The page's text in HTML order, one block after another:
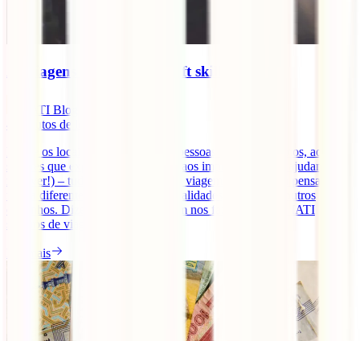
As viagens desenvolvem soft skills?
IATI Blog
minutos de leitura
Desde os locais que visitamos, às pessoas que conhecemos, aos
sabores que experimentamos e até aos imprevistos (que ajudamos a
resolver!) – tudo nos transforma. A viagem obriga-nos a pensar de
forma diferente, a encarar novas realidades, soluções e outros
caminhos. Dizem-nos que a viagem nos faz crescer. E a IATI
seguros de viagens online [...]
Ler mais